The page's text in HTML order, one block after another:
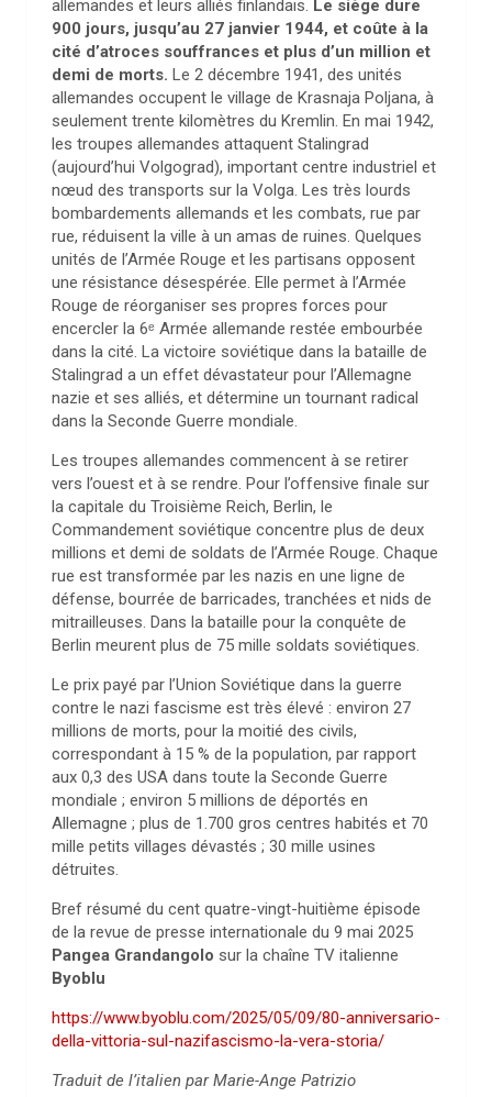
allemandes et leurs alliés finlandais. Le siège dure
900 jours, jusqu’au 27 janvier 1944, et coûte à la
cité d’atroces souffrances et plus d’un million et
demi de morts. Le 2 décembre 1941, des unités
allemandes occupent le village de Krasnaja Poljana, à
seulement trente kilomètres du Kremlin. En mai 1942,
les troupes allemandes attaquent Stalingrad
(aujourd’hui Volgograd), important centre industriel et
nœud des transports sur la Volga. Les très lourds
bombardements allemands et les combats, rue par
rue, réduisent la ville à un amas de ruines. Quelques
unités de l’Armée Rouge et les partisans opposent
une résistance désespérée. Elle permet à l’Armée
Rouge de réorganiser ses propres forces pour
encercler la 6ᵉ Armée allemande restée embourbée
dans la cité. La victoire soviétique dans la bataille de
Stalingrad a un effet dévastateur pour l’Allemagne
nazie et ses alliés, et détermine un tournant radical
dans la Seconde Guerre mondiale.
Les troupes allemandes commencent à se retirer
vers l’ouest et à se rendre. Pour l’offensive finale sur
la capitale du Troisième Reich, Berlin, le
Commandement soviétique concentre plus de deux
millions et demi de soldats de l’Armée Rouge. Chaque
rue est transformée par les nazis en une ligne de
défense, bourrée de barricades, tranchées et nids de
mitrailleuses. Dans la bataille pour la conquête de
Berlin meurent plus de 75 mille soldats soviétiques.
Le prix payé par l’Union Soviétique dans la guerre
contre le nazi fascisme est très élevé : environ 27
millions de morts, pour la moitié des civils,
correspondant à 15 % de la population, par rapport
aux 0,3 des USA dans toute la Seconde Guerre
mondiale ; environ 5 millions de déportés en
Allemagne ; plus de 1.700 gros centres habités et 70
mille petits villages dévastés ; 30 mille usines
détruites.
Bref résumé du cent quatre-vingt-huitième épisode
de la revue de presse internationale du 9 mai 2025
Pangea Grandangolo sur la chaîne TV italienne
Byoblu
https://www.byoblu.com/2025/05/09/80-anniversario-
della-vittoria-sul-nazifascismo-la-vera-storia/
Traduit de l’italien par Marie-Ange Patrizio